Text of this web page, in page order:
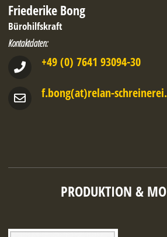
Friederike Bong
Bürohilfskraft
Kontaktdaten:
+49 (0) 7641 93094-30
f.bong(at)relan-
PRODUKTION &